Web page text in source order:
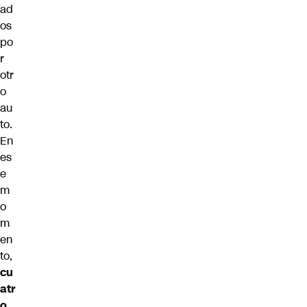
ad
os
po
r
otr
o
au
to.
En
es
e
m
o
m
en
to,
cu
atr